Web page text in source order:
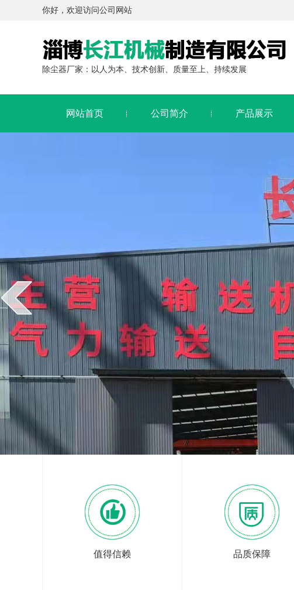
你好，欢迎访问公司网站
除尘器厂家：以人为本、技术创新、质量至上、持续发展
网站首页 公司简介 产品展示
值得信赖 品质保障